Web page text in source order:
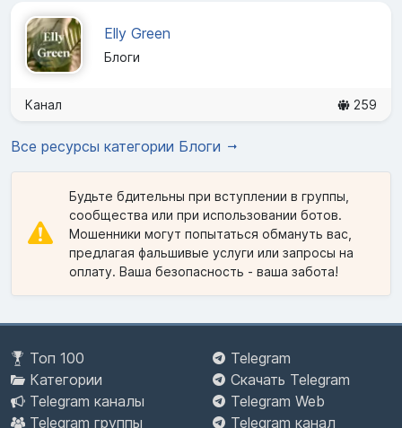
Elly Green
Блоги
Канал 259
Все ресурсы категории Блоги
Будьте бдительны при вступлении в группы,
сообщества или при использовании ботов.
Мошенники могут попытаться обмануть вас,
предлагая фальшивые услуги или запросы на
оплату. Ваша безопасность - ваша забота!
Топ 100
Категории
Telegram каналы
Telegram группы
Telegram
Скачать Telegram
Telegram Web
Telegram канал